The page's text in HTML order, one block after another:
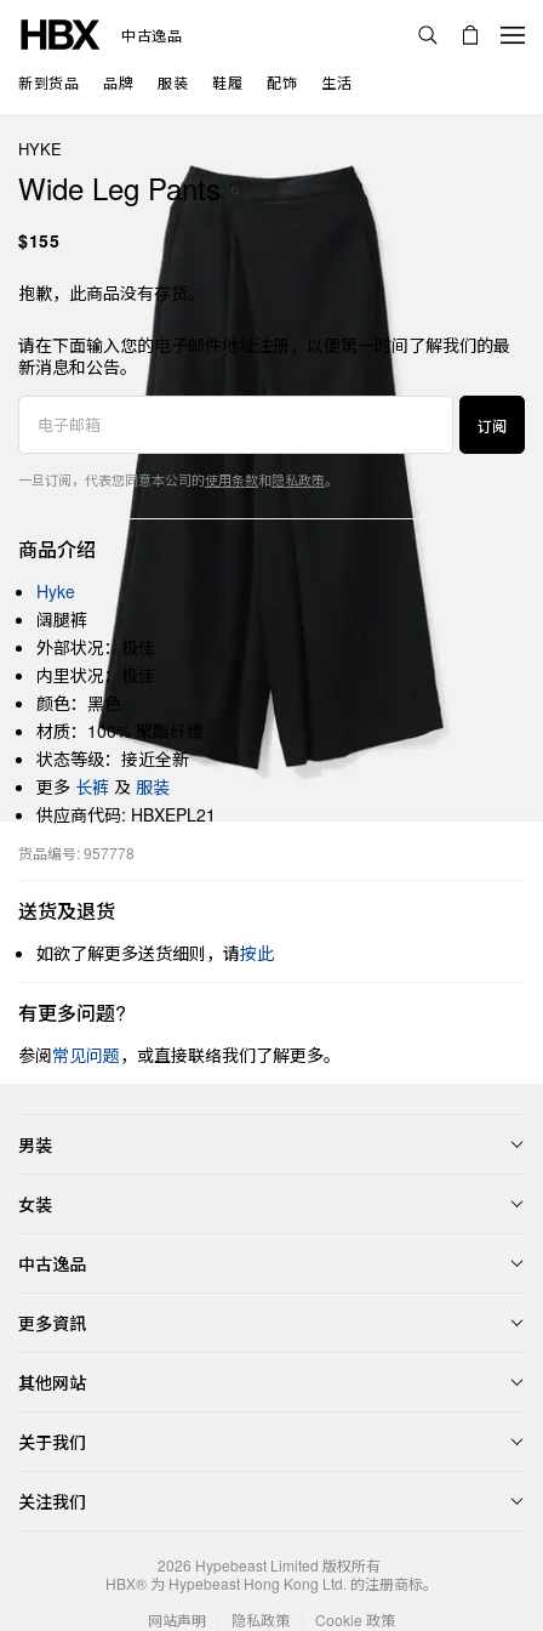
中古逸品
新到货品 品牌 服装 鞋履 配饰 生活
HYKE
Wide Leg Pants
$155
抱歉，此商品没有存货。
请在下面输入您的电子邮件地址注册，以便第一时间了解我们的最
新消息和公告。
订阅
一旦订阅，代表您同意本公司的使用条款和隐私政策。
商品介绍
Hyke
阔腿裤
外部状况：极佳
内里状况：极佳
颜色：黑色
材质：100% 聚酯纤维
状态等级：接近全新
更多 长裤 及 服装
供应商代码: HBXEPL21
货品编号: 957778
送货及退货
如欲了解更多送货细则，请按此
有更多问题?
参阅常见问题，或直接联络我们了解更多。
男装
女装
中古逸品
更多資訊
其他网站
关于我们
关注我们
2026 Hypebeast Limited 版权所有
HBX® 为 Hypebeast Hong Kong Ltd. 的注册商标。
网站声明
隐私政策 Cookie 政策